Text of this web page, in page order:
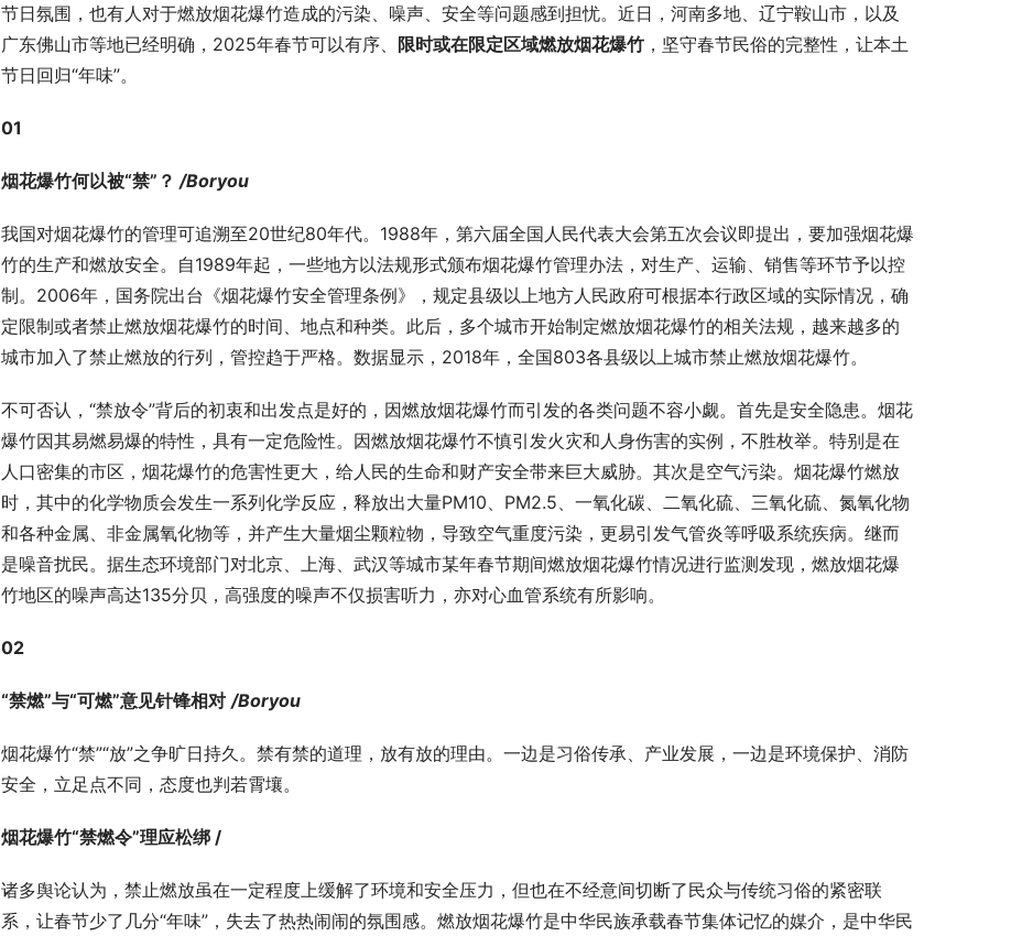
节日氛围，也有人对于燃放烟花爆竹造成的污染、噪声、安全等问题感到担忧。近日，河南多地、辽宁鞍山市，以及
广东佛山市等地已经明确，2025年春节可以有序、 限时或在限定区域燃放烟花爆竹 ，坚守春节民俗的完整性，让本土
节日回归“年味”。
01
烟花爆竹何以被“禁”？ /Boryou
我国对烟花爆竹的管理可追溯至20世纪80年代。1988年，第六届全国人民代表大会第五次会议即提出，要加强烟花爆
竹的生产和燃放安全。自1989年起，一些地方以法规形式颁布烟花爆竹管理办法，对生产、运输、销售等环节予以控
制。2006年，国务院出台《烟花爆竹安全管理条例》，规定县级以上地方人民政府可根据本行政区域的实际情况，确
定限制或者禁止燃放烟花爆竹的时间、地点和种类。此后，多个城市开始制定燃放烟花爆竹的相关法规，越来越多的
城市加入了禁止燃放的行列，管控趋于严格。数据显示，2018年，全国803各县级以上城市禁止燃放烟花爆竹。
不可否认，“禁放令”背后的初衷和出发点是好的，因燃放烟花爆竹而引发的各类问题不容小觑。首先是安全隐患。烟花
爆竹因其易燃易爆的特性，具有一定危险性。因燃放烟花爆竹不慎引发火灾和人身伤害的实例，不胜枚举。特别是在
人口密集的市区，烟花爆竹的危害性更大，给人民的生命和财产安全带来巨大威胁。其次是空气污染。烟花爆竹燃放
时，其中的化学物质会发生一系列化学反应，释放出大量PM10、PM2.5、一氧化碳、二氧化硫、三氧化硫、氮氧化物
和各种金属、非金属氧化物等，并产生大量烟尘颗粒物，导致空气重度污染，更易引发气管炎等呼吸系统疾病。继而
是噪音扰民。据生态环境部门对北京、上海、武汉等城市某年春节期间燃放烟花爆竹情况进行监测发现，燃放烟花爆
竹地区的噪声高达135分贝，高强度的噪声不仅损害听力，亦对心血管系统有所影响。
02
“禁燃”与“可燃”意见针锋相对 /Boryou
烟花爆竹“禁”“放”之争旷日持久。禁有禁的道理，放有放的理由。一边是习俗传承、产业发展，一边是环境保护、消防
安全，立足点不同，态度也判若霄壤。
烟花爆竹“禁燃令”理应松绑 /
诸多舆论认为，禁止燃放虽在一定程度上缓解了环境和安全压力，但也在不经意间切断了民众与传统习俗的紧密联
系，让春节少了几分“年味”，失去了热热闹闹的氛围感。燃放烟花爆竹是中华民族承载春节集体记忆的媒介，是中华民